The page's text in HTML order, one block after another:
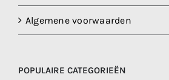
Algemene voorwaarden
POPULAIRE CATEGORIEËN